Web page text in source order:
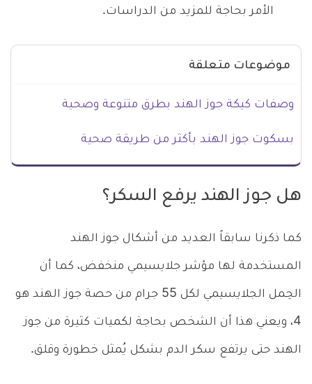
الأمر بحاجة للمزيد من الدراسات.
موضوعات متعلقة
وصفات كيكة جوز الهند بطرق متنوعة وصحية
بسكوت جوز الهند بأكثر من طريقة صحية
هل جوز الهند يرفع السكر؟
كما ذكرنا سابقاً العديد من أشكال جوز الهند
المستخدمة لها مؤشر جلايسيمي منخفض، كما أن
الحِمل الجلايسيمي لكل 55 جرام من حصة جوز الهند هو
4، ويعني هذا أن الشخص بحاجة لكميات كثيرة من جوز
الهند حتى يرتفع سكر الدم بشكل يُمثل خطورة وقلق.